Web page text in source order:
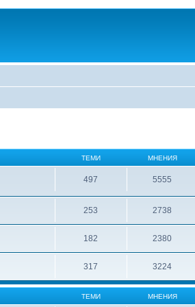
ТЕМИ МНЕНИЯ
497 5555
253 2738
182 2380
317 3224
ТЕМИ МНЕНИЯ